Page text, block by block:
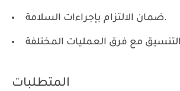
ضمان الالتزام بإجراءات السلامة.
المتطلبات